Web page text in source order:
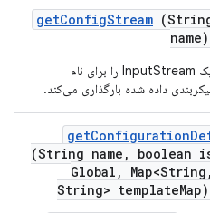
getConfigStream
name)
یک InputStream را برای نام
داده شده بارگذاری می‌کند.
getConfiguration
(String name ,
boolean
Global , Map<String ,
String> templateMap)